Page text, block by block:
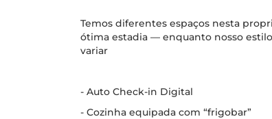
Temos diferentes espaços nesta
ótima estadia — enquanto nosso
variar
- Auto Check-in Digital
- Cozinha equipada com “frigobar”